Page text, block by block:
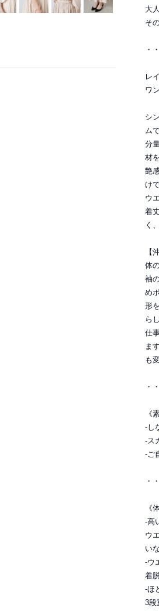
大
そ
・
レ
ワ
シ
ム
分
材
艶
け
ウ
着
く
【
体
袖
め
形
ら
仕
ま
も
・
《
-し
-ス
-ご
・
《
-高
ウ
い
-ウ
着
-ほ
3段